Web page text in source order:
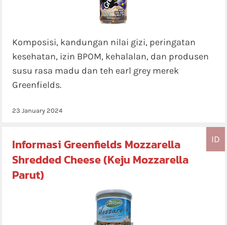
Komposisi, kandungan nilai gizi, peringatan
kesehatan, izin BPOM, kehalalan, dan produsen
susu rasa madu dan teh earl grey merek
Greenfields.
23 January 2024
ID
Informasi Greenfields Mozzarella
Shredded Cheese (Keju Mozzarella
Parut)